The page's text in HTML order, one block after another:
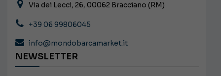
Via dei Lecci, 26, 00062 Bracciano (RM)
+39 06 99806045
info@mondobarcamarket.it
NEWSLETTER